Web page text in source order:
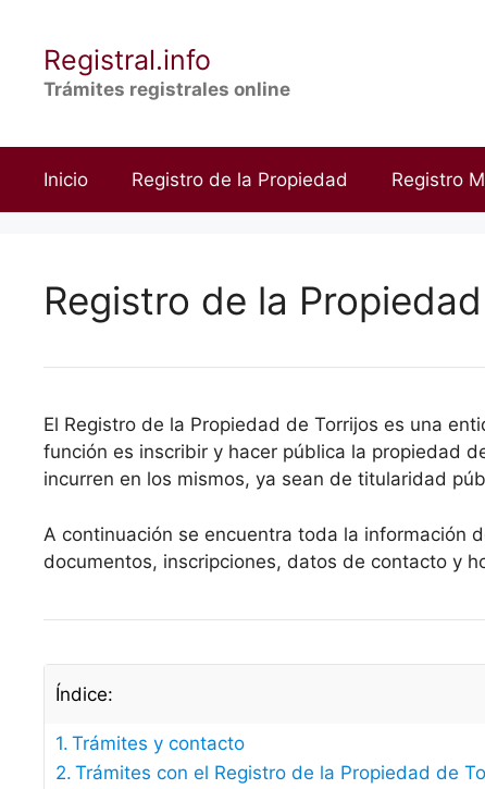
contenidoRegistral.info
Trámites registrales online
Inicio Registro de la Propiedad Registro
Registro de la
El Registro de la Propiedad de Torrijos es una
función es inscribir y hacer pública la propiedad
incurren en los mismos, ya sean de titularidad
A continuación se encuentra toda la información
documentos, inscripciones, datos de contacto y
Índice:
Trámites y contacto
Trámites con el Registro de la Propiedad de